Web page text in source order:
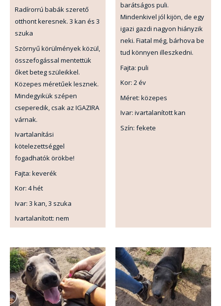
Radírorrú babák szerető
otthont keresnek. 3 kan és 3
szuka
Szörnyű körülmények közül,
összefogással mentettük
őket beteg szüleikkel.
Közepes méretűek lesznek.
Mindegyikük szépen
cseperedik, csak az IGAZIRA
várnak.
Ivartalanítási
kötelezettséggel
fogadhatók örökbe!
Fajta: keverék
Kor: 4 hét
Ivar: 3 kan, 3 szuka
Ivartalanított: nem
barátságos puli.
Mindenkivel jól kijön, de egy
igazi gazdi nagyon hiányzik
neki. Fiatal még, bárhova be
tud könnyen illeszkedni.
Fajta: puli
Kor: 2 év
Méret: közepes
Ivar: ivartalanított kan
Szín: fekete